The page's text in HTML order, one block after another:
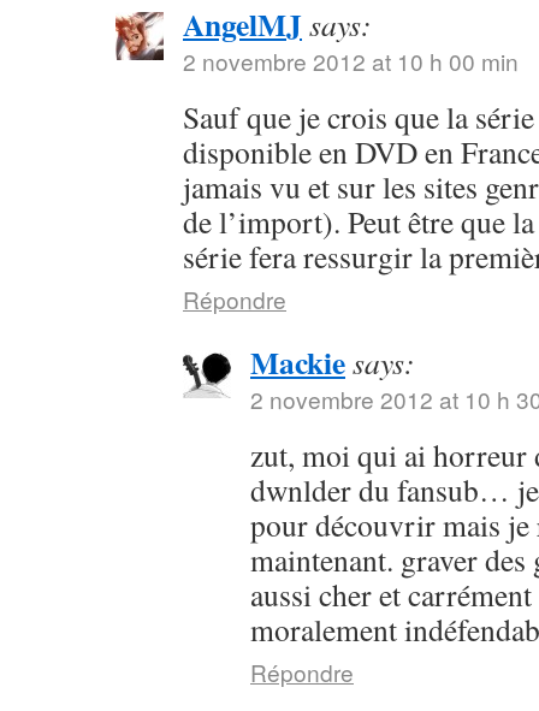
AngelMJsays:
2 novembre 2012 at 10 h 00 min
Sauf que je crois que la
disponible en DVD en
jamais vu et sur les sites
de l’import). Peut être que
série fera ressurgir la
Répondre
Mackiesays:
2 novembre 2012 at 10 h
zut, moi qui ai horreur
dwnlder du fansub…
pour découvrir mais je
maintenant. graver des
aussi cher et
moralement
Répondre